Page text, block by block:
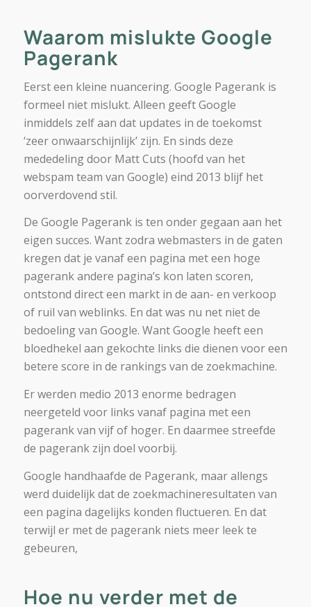
Waarom mislukte Google
Pagerank
Eerst een kleine nuancering. Google Pagerank is
formeel niet mislukt. Alleen geeft Google
inmiddels zelf aan dat updates in de toekomst
‘zeer onwaarschijnlijk’ zijn. En sinds deze
mededeling door Matt Cuts (hoofd van het
webspam team van Google) eind 2013 blijf het
oorverdovend stil.
De Google Pagerank is ten onder gegaan aan het
eigen succes. Want zodra webmasters in de gaten
kregen dat je vanaf een pagina met een hoge
pagerank andere pagina’s kon laten scoren,
ontstond direct een markt in de aan- en verkoop
of ruil van weblinks. En dat was nu net niet de
bedoeling van Google. Want Google heeft een
bloedhekel aan gekochte links die dienen voor een
betere score in de rankings van de zoekmachine.
Er werden medio 2013 enorme bedragen
neergeteld voor links vanaf pagina met een
pagerank van vijf of hoger. En daarmee streefde
de pagerank zijn doel voorbij.
Google handhaafde de Pagerank, maar allengs
werd duidelijk dat de zoekmachineresultaten van
een pagina dagelijks konden fluctueren. En dat
terwijl er met de pagerank niets meer leek te
gebeuren,
Hoe nu verder met de